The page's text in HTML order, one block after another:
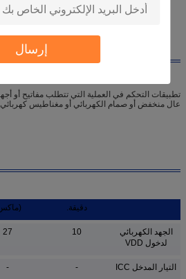
إرسال
تطبيقات التحكم في العملية التي تتطلب مفاتيح
عال منخفض أو صمام الكهربائي أو مغناطيس
دقيقة.
الجهد الكهربائي
لدخول VDD
10
27
التيار المدخل ICC -
-